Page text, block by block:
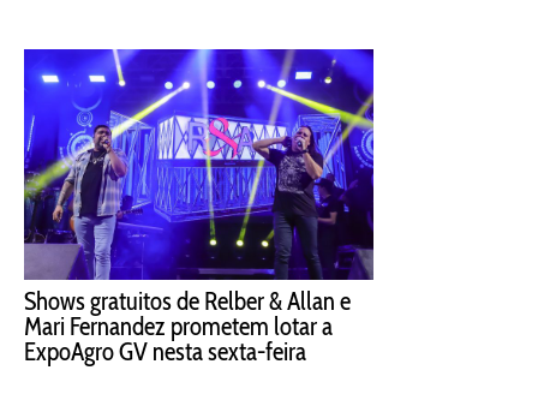
Shows gratuitos de Relber & Allan e
Mari Fernandez prometem lotar a
ExpoAgro GV nesta sexta-feira